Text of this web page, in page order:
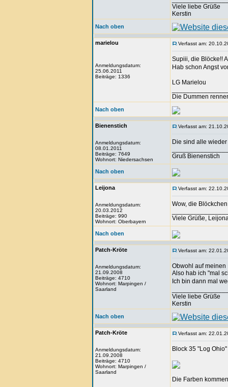
Viele liebe Grüße
Kerstin
Nach oben
marielou
Anmeldungsdatum:
25.06.2011
Beiträge: 1336
Verfasst am:
Supiii, die Blöcke!!
Hab schon Angst
LG Marielou
Die Dummen
Nach oben
Bienenstich
Anmeldungsdatum:
08.01.2011
Beiträge: 7649
Wohnort: Niedersachsen
Verfasst am:
Die sind alle
Gruß Bienenstich
Nach oben
Leijona
Anmeldungsdatum:
20.03.2012
Beiträge: 990
Wohnort: Oberbayern
Verfasst am:
Wow, die
Viele Grüße,
Nach oben
Patch-Kröte
Anmeldungsdatum:
21.09.2008
Beiträge: 4710
Wohnort: Marpingen /
Saarland
Verfasst am:
Obwohl auf meinen
Also hab ich "mal
Ich bin dann mal
Viele liebe Grüße
Kerstin
Nach oben
Patch-Kröte
Anmeldungsdatum:
21.09.2008
Beiträge: 4710
Wohnort: Marpingen /
Saarland
Verfasst am:
Block 35 "Log
Die Farben